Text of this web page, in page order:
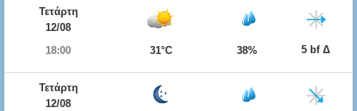
Τετάρτη
12/08
18:00
31°C 38% 5 bf Δ
Τετάρτη
12/08